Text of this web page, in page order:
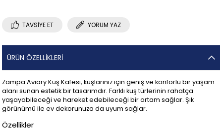
TAVSIYE ET YORUM YAZ
ÜRÜN ÖZELLIKLERI
Zampa Aviary Kuş Kafesi, kuşlarınız için geniş ve konforlu bir yaşam
alanı sunan estetik bir tasarımdır. Farklı kuş türlerinin rahatça
yaşayabileceği ve hareket edebileceği bir ortam sağlar. Şık
görünümü ile ev dekorunuza da uyum sağlar.
Özellikler